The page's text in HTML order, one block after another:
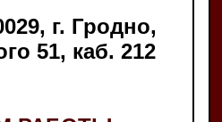
г. Гродно,
51, каб. 212